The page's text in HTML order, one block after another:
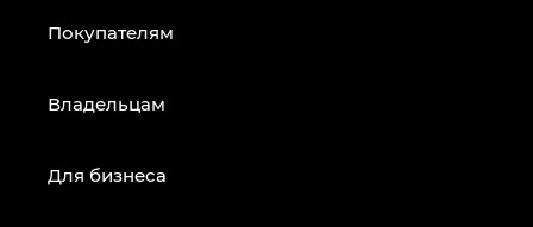
Покупателям
Владельцам
Для бизнеса